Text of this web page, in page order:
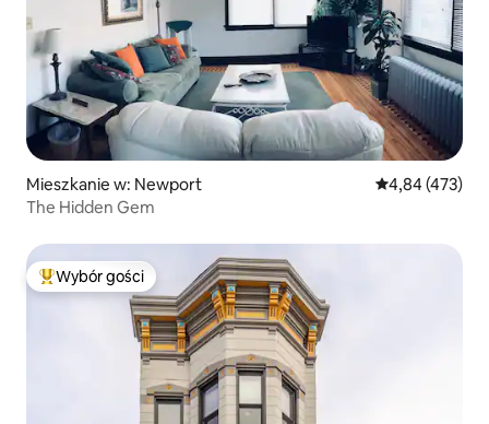
Mieszkanie w: Newport Średnia
4,84 (473)
The Hidden Gem
Najpopularniejsze z kategorii Wybór gości
Wybór gości